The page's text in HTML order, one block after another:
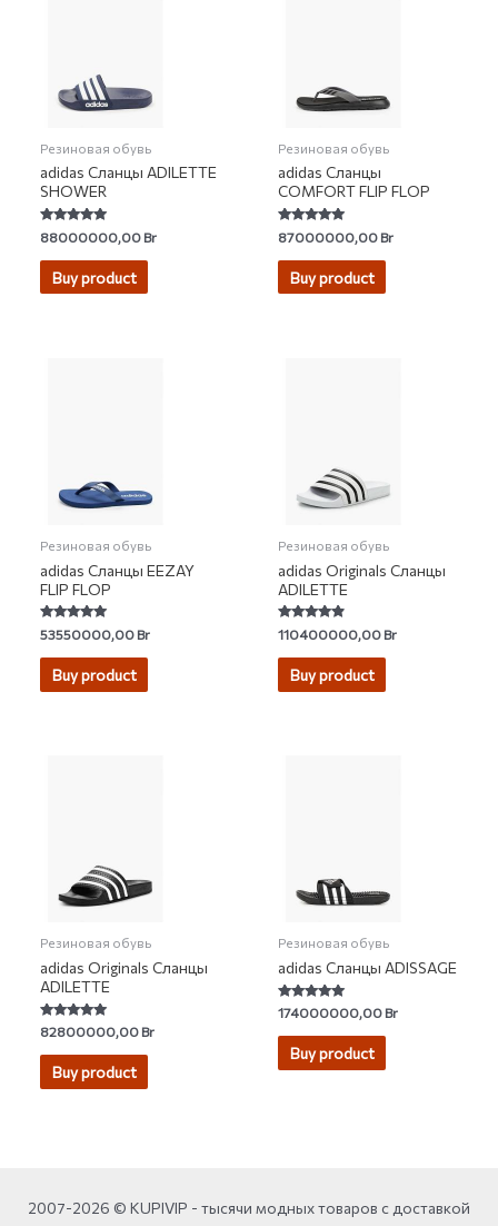
Резиновая обувь
adidas Сланцы ADILETTE
SHOWER
Rated
4.76
out of 5
88000000,00Br
Buy product
Резиновая обувь
adidas Сланцы
COMFORT FLIP FLOP
Rated
4.86
out of 5
87000000,00Br
Buy product
Резиновая обувь
adidas Сланцы EEZAY
FLIP FLOP
Rated
4.90
out of 5
53550000,00Br
Buy product
Резиновая обувь
adidas Originals Сланцы
ADILETTE
Rated
4.64
out of 5
110400000,00Br
Buy product
Резиновая обувь
adidas Originals Сланцы
ADILETTE
Rated
4.78
out of 5
82800000,00Br
Buy product
Резиновая обувь
adidas Сланцы ADISSAGE
Rated
4.88
out of 5
174000000,00Br
Buy product
2007-2026 © KUPIVIP - тысячи модных товаров с доставкой